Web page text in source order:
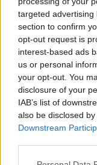
targeted
section to confirm
opt-out request is
interest-based ads
us or personal
your opt-out. You
disclosure of your
IAB’s list of
also be disclosed
Downstream
In evidenza